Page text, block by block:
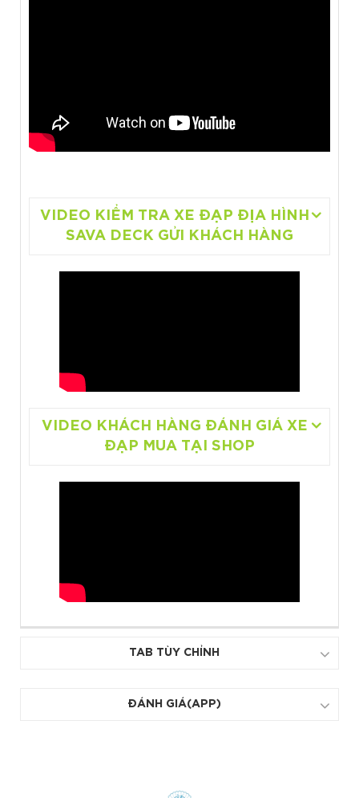
VIDEO KIỂM TRA XE ĐẠP ĐỊA HÌNH
SAVA DECK GỬI KHÁCH HÀNG
VIDEO KHÁCH HÀNG ĐÁNH GIÁ XE
ĐẠP MUA TẠI SHOP
TAB TÙY CHỈNH
ĐÁNH GIÁ(APP)